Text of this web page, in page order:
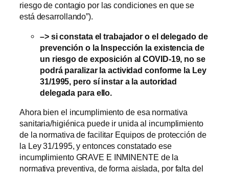
riesgo de contagio por las condiciones en que se
está desarrollando”).
–> si constata el trabajador o el delegado de
prevención o la Inspección la existencia de
un riesgo de exposición al COVID-19, no se
podrá paralizar la actividad conforme la Ley
31/1995, pero sí instar a la autoridad
delegada para ello.
Ahora bien el incumplimiento de esa normativa
sanitaria/higiénica puede ir unida al incumplimiento
de la normativa de facilitar Equipos de protección de
la Ley 31/1995, y entonces constatado ese
incumplimiento GRAVE E INMINENTE de la
normativa preventiva, de forma aislada, por falta del